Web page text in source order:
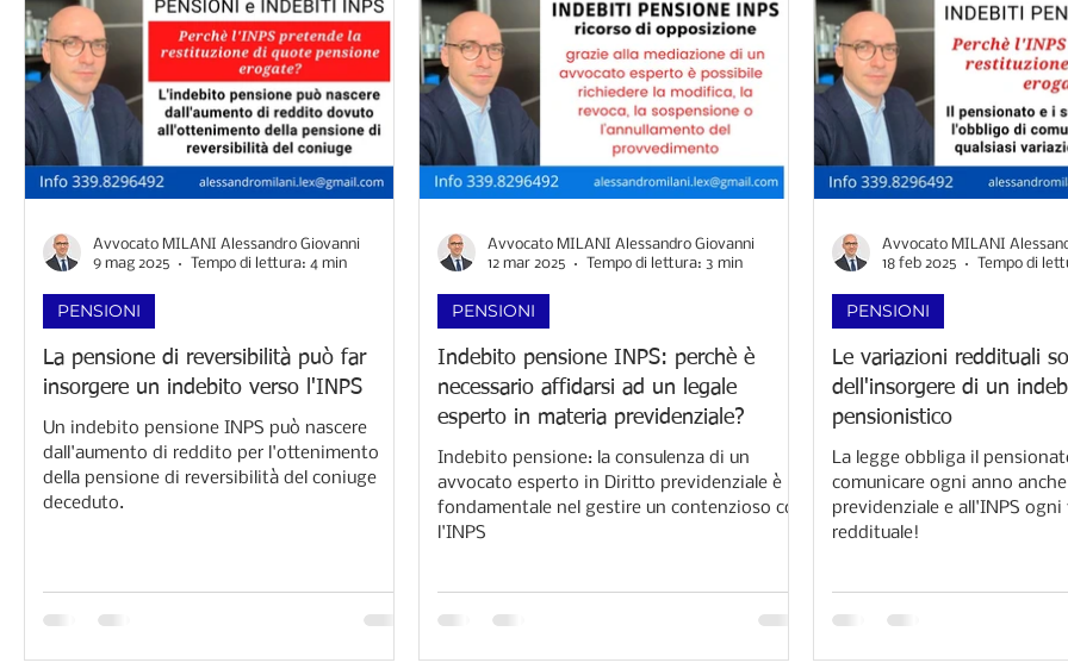
La pensione di reversibilità può far
insorgere un indebito verso l'INPS
Un indebito pensione INPS può nascere
dall'aumento di reddito per l'ottenimento
della pensione di reversibilità del coniuge
deceduto.
PENSIONI
Avvocato MILANI Alessandro Giovanni
9 mag 2025
Tempo di lettura: 4 min
Indebito pensione INPS: perchè è
necessario affidarsi ad un legale
esperto in materia previdenziale?
Indebito pensione: la consulenza di un
avvocato esperto in Diritto previdenziale è
fondamentale nel gestire un contenzioso con
l'INPS
PENSIONI
Avvocato MILANI Alessandro Giovanni
12 mar 2025
Tempo di lettura: 3 min
Le variazioni reddituali
dell'insorgere di un
pensionistico
La legge obbliga il
comunicare ogni anno
previdenziale e all'INPS ogni
reddituale!​
PENSIONI
Avvocato MILANI
18 feb 2025
Tempo di